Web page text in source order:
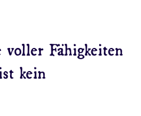
voller Fähigkeiten
kein